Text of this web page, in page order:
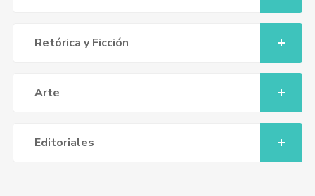
Retórica y Ficción
Arte
Editoriales